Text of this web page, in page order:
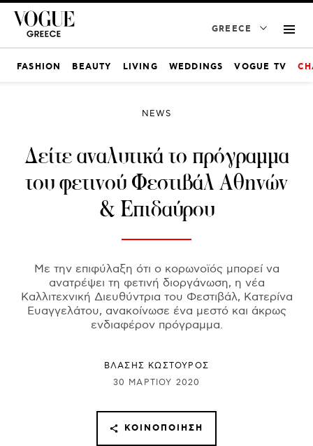
GREECE
FASHION BEAUTY LIVING WEDDINGS VOGUE TV
NEWS
Δείτε αναλυτικά το πρόγραμμα
του φετινού Φεστιβάλ Αθηνών
& Επιδαύρου
Με την επιφύλαξη ότι ο κορωνοϊός μπορεί να
ανατρέψει τη φετινή διοργάνωση, η νέα
Καλλιτεχνική Διευθύντρια του Φεστιβάλ, Κατερίνα
Ευαγγελάτου, ανακοίνωσε ένα μεστό και άκρως
ενδιαφέρον πρόγραμμα.
ΒΛΑΣΗΣ ΚΩΣΤΟΥΡΟΣ
30 ΜΑΡΤΊΟΥ 2020
ΚΟΙΝΟΠΟΊΗΣΗ